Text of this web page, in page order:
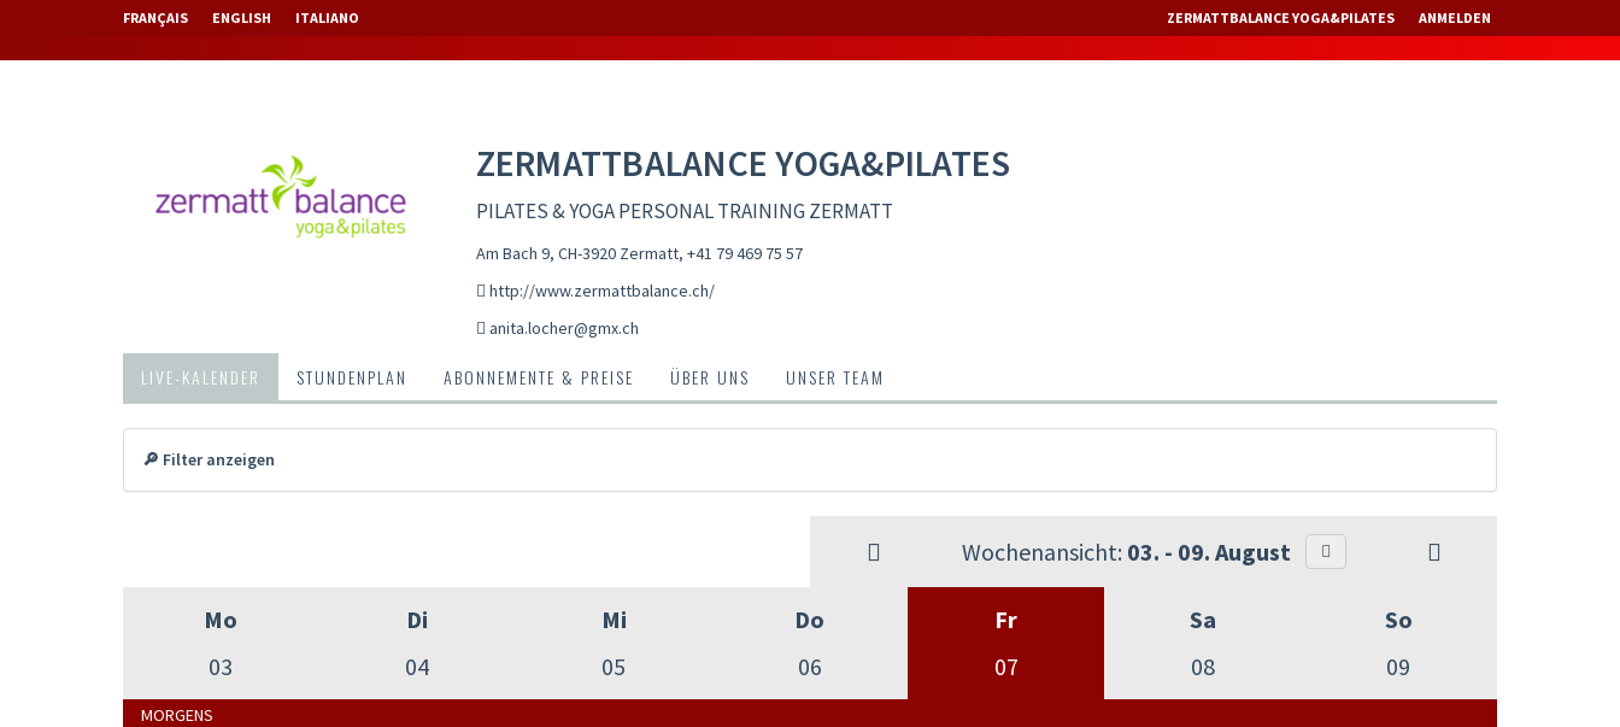
FRANÇAIS ENGLISH ITALIANO ZERMATTBALANCE YOGA&PILATES ANMELDEN
ZERMATTBALANCE YOGA&PILATES
PILATES & YOGA PERSONAL TRAINING ZERMATT
Am Bach 9, CH-3920 Zermatt, +41 79 469 75 57
http://www.zermattbalance.ch/
anita.locher@gmx.ch
LIVE-KALENDER STUNDENPLAN ABONNEMENTE & PREISE ÜBER UNS UNSER TEAM
🔎 Filter anzeigen
Wochenansicht: 03. - 09. August
Mo
03
Di
04
Mi
05
Do
06
Fr
07
Sa
08
So
09
MORGENS